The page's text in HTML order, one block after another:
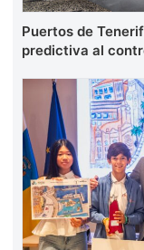
Puertos de
predictiva al